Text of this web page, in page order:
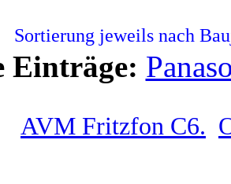
Sortierung jeweils nach
Einträge:
AVM Fritzfon C6.